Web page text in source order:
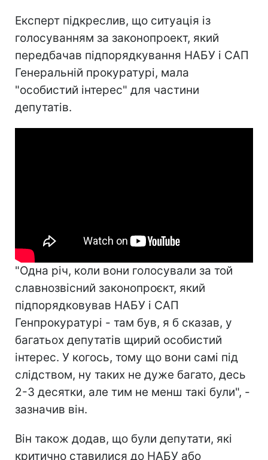
Експерт підкреслив, що ситуація із
голосуванням за законопроект, який
передбачав підпорядкування НАБУ і САП
Генеральній прокуратурі, мала
"особистий інтерес" для частини
депутатів.
"Одна річ, коли вони голосували за той
славнозвісний законопроєкт, який
підпорядковував НАБУ і САП
Генпрокуратурі - там був, я б сказав, у
багатьох депутатів щирий особистий
інтерес. У когось, тому що вони самі під
слідством, ну таких не дуже багато, десь
2-3 десятки, але тим не менш такі були", -
зазначив він.
Він також додав, що були депутати, які
критично ставилися до НАБУ або